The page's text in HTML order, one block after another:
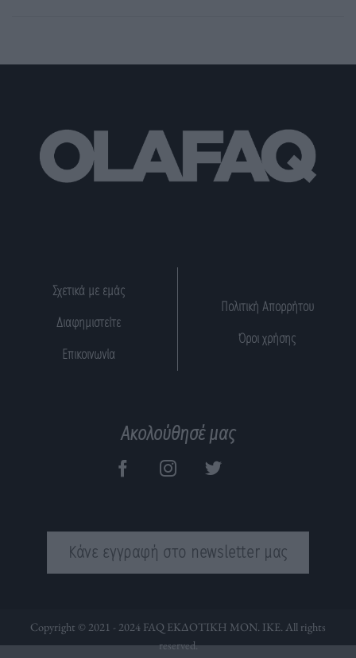
Σχετικά με εμάς
Διαφημιστείτε
Επικοινωνία
Πολιτική Απορρήτου
Όροι χρήσης
Ακολούθησέ μας
Κάνε εγγραφή στο newsletter μας
Copyright © 2021 - 2024 FAQ ΕΚΔΟΤΙΚΗ ΜΟΝ. ΙΚΕ. All rights
reserved.